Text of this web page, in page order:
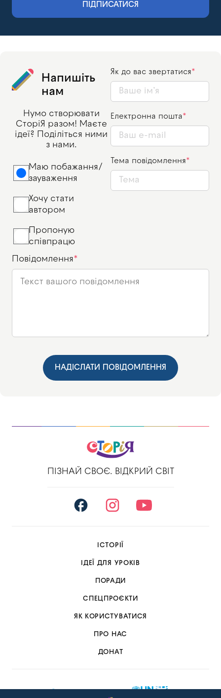
ПІДПИСАТИСЯ
Напишіть
нам
Нумо створювати
СторіЯ разом! Маєте
ідеї? Поділіться ними
з нами.
Маю побажання/
зауваження
Хочу стати
автором
Пропоную
співпрацю
Як до вас звертатися
Електронна пошта
Тема повідомлення
Повідомлення
НАДІСЛАТИ ПОВІДОМЛЕННЯ
ПІЗНАЙ СВОЄ. ВІДКРИЙ СВІТ
ІСТОРІЇ
ІДЕЇ ДЛЯ УРОКІВ
ПОРАДИ
СПЕЦПРОЄКТИ
ЯК КОРИСТУВАТИСЯ
ПРО НАС
ДОНАТ